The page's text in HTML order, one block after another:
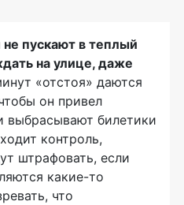
пускают в теплый
на улице, даже
«отстоя» даются
он привел
выбрасывают билетики
контроль,
штрафовать, если
какие-то
что